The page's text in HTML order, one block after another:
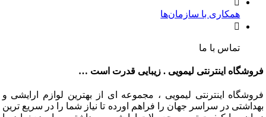
همکاری با سازمان‌ها
تماس با ما
اینترنتی لیمویی . زیبایی قدرت است …
اینترنتی لیمویی ، مجموعه ای از بهترین لوازم ارایشی و
در سراسر جهان را فراهم اورده تا نیاز شما را در سریع ترین